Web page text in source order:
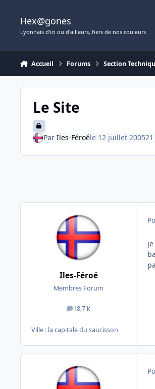
Hex@gones
Lyonnais d'ici ou d'ailleurs, fiers de nos couleurs
Accueil Forums Section
Le Site
Par Iles-Féroéle 12 juillet 200521
Iles-Féroé
Membres Forum
18,7 k
messages
Ville : la capitale du saucisson